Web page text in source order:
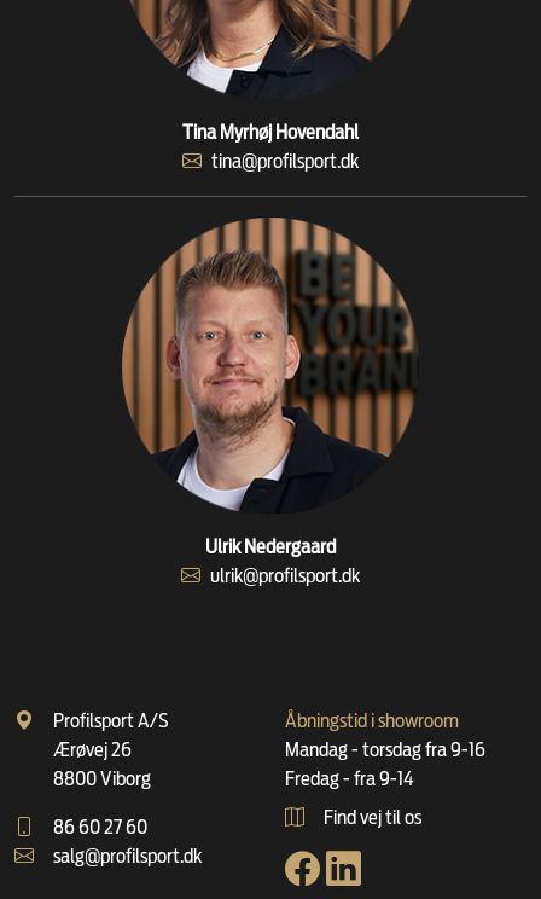
Tina Myrhøj Hovendahl
tina@profilsport.dk
Ulrik Nedergaard
ulrik@profilsport.dk
Profilsport A/S
Ærøvej 26
8800 Viborg
86 60 27 60
salg@profilsport.dk
Åbningstid i showroom
Mandag - torsdag fra 9-16
Fredag - fra 9-14
Find vej til os